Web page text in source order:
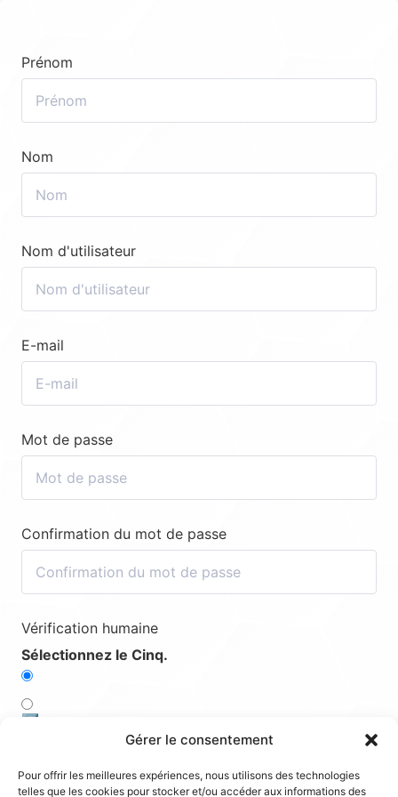
Gérer le consentement
Pour offrir les meilleures expériences, nous utilisons des technologies
telles que les cookies pour stocker et/ou accéder aux informations des
Prénom
Nom
Nom d'utilisateur
E-mail
Mot de passe
Confirmation du mot de passe
Vérification humaine
Sélectionnez le Cinq.
1️⃣